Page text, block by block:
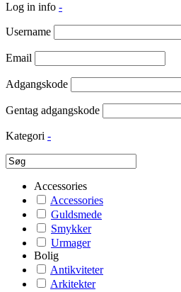
Log in info -
Username
Email
Adgangskode
Gentag adgangskode
Kategori -
Accessories
Accessories
Guldsmede
Smykker
Urmager
Bolig
Antikviteter
Arkitekter